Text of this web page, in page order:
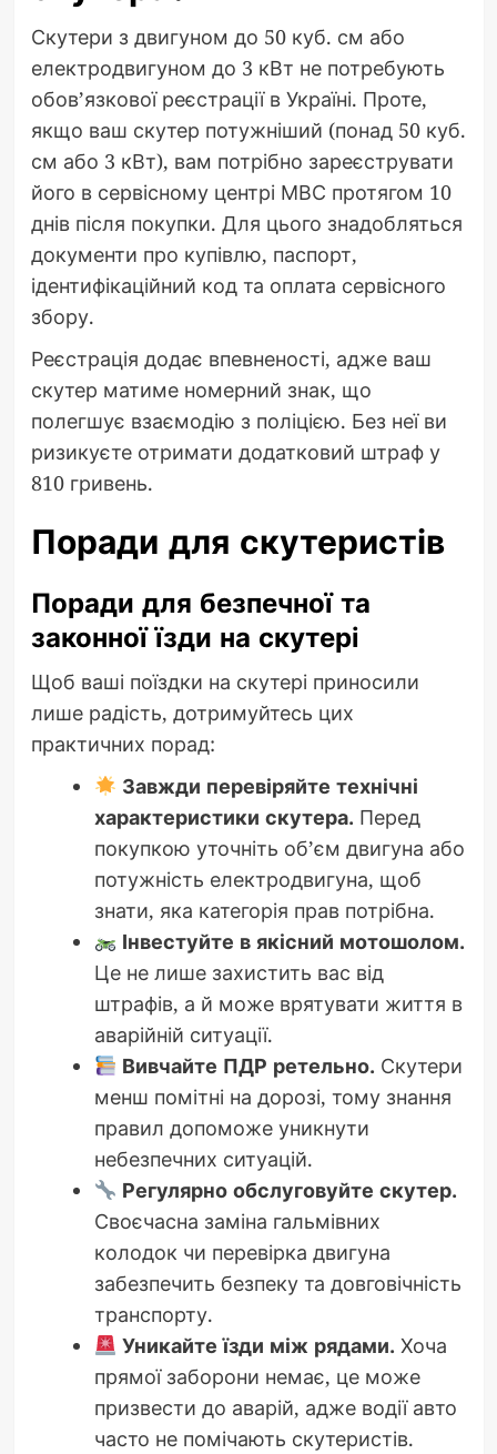
Скутери з двигуном до 50 куб. см або
електродвигуном до 3 кВт не потребують
обов’язкової реєстрації в Україні. Проте,
якщо ваш скутер потужніший (понад 50 куб.
см або 3 кВт), вам потрібно зареєструвати
його в сервісному центрі МВС протягом 10
днів після покупки. Для цього знадобляться
документи про купівлю, паспорт,
ідентифікаційний код та оплата сервісного
збору.
Реєстрація додає впевненості, адже ваш
скутер матиме номерний знак, що
полегшує взаємодію з поліцією. Без неї ви
ризикуєте отримати додатковий штраф у
810 гривень.
Поради для скутеристів
Поради для безпечної та
законної їзди на скутері
Щоб ваші поїздки на скутері приносили
лише радість, дотримуйтесь цих
практичних порад:
Завжди перевіряйте технічні
характеристики скутера. Перед
покупкою уточніть об’єм двигуна або
потужність електродвигуна, щоб
знати, яка категорія прав потрібна.
Інвестуйте в якісний мотошолом.
Це не лише захистить вас від
штрафів, а й може врятувати життя в
аварійній ситуації.
Вивчайте ПДР ретельно. Скутери
менш помітні на дорозі, тому знання
правил допоможе уникнути
небезпечних ситуацій.
Регулярно обслуговуйте скутер.
Своєчасна заміна гальмівних
колодок чи перевірка двигуна
забезпечить безпеку та довговічність
транспорту.
Уникайте їзди між рядами. Хоча
прямої заборони немає, це може
призвести до аварій, адже водії авто
часто не помічають скутеристів.